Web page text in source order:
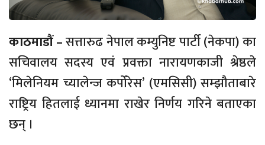
काठमाडौं –सत्तारुढ नेपाल कम्युनिष्ट पार्टी (नेकपा) का
सचिवालय सदस्य एवं प्रवक्ता नारायणकाजी श्रेष्ठले
‘मिलेनियम च्यालेन्ज कर्पोरेस’ (एमसिसी) सम्झौताबारे
राष्ट्रिय हितलाई ध्यानमा राखेर निर्णय गरिने बताएका
छन् ।